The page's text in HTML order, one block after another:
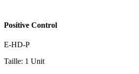
Positive Control
E-HD-P
Taille: 1 Unit